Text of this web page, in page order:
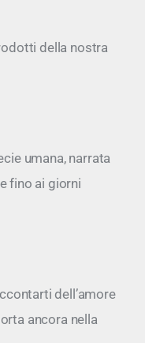
della nostra
umana, narrata
fino ai giorni
dell’amore
ancora nella